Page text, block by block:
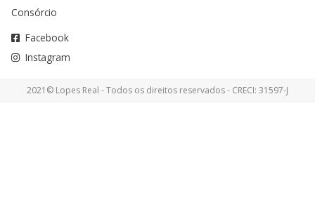
Consórcio
Facebook
Instagram
2021© Lopes Real - Todos os direitos reservados - CRECI: 31597-J